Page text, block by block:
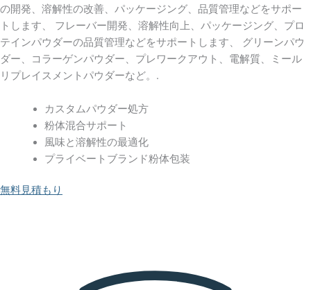
の開発、溶解性の改善、パッケージング、品質管理などをサポー
トします、 フレーバー開発、溶解性向上、パッケージング、プロ
テインパウダーの品質管理などをサポートします、 グリーンパウ
ダー、コラーゲンパウダー、プレワークアウト、電解質、ミール
リプレイスメントパウダーなど。.
カスタムパウダー処方
粉体混合サポート
風味と溶解性の最適化
プライベートブランド粉体包装
無料見積もり